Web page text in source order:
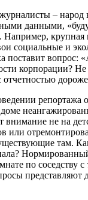
– народ
данными,
Например, крупная
социальные и
поставит вопрос:
корпорации?
репортажа
внимание не на
или
там.
по соседству с